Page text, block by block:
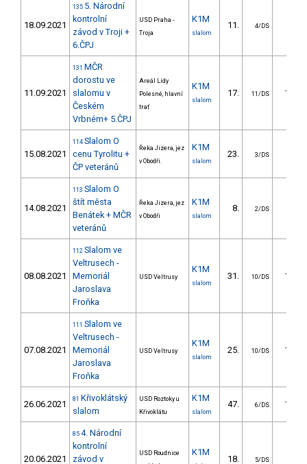
18.09.2021
135 5. Národní
kontrolní
závod v Troji +
6.ČPJ
USD Praha -
Troja
K1M
slalom
11. 4/DS
11.09.2021
131 MČR
dorostu ve
slalomu v
Českém
Vrbném+ 5.ČPJ
Areál Lídy
Polesné, hlavní
trať
K1M
slalom
17. 11/DS 11.37
15.08.2021
114 Slalom O
cenu Tyrolitu +
ČP veteránů
Řeka Jizera, jez
v Obodři.
K1M
slalom
23. 3/DS
14.08.2021
113 Slalom O
štít města
Benátek + MČR
veteránů
Řeka Jizera, jez
v Obodři
K1M
slalom
8. 2/DS
08.08.2021
112 Slalom ve
Veltrusech -
Memoriál
Jaroslava
Froňka
USD Veltrusy
K1M
slalom
31. 10/DS 13.45
07.08.2021
111 Slalom ve
Veltrusech -
Memoriál
Jaroslava
Froňka
USD Veltrusy
K1M
slalom
25. 10/DS 12.43
26.06.2021 81 Křivoklátský
slalom
USD Roztoky u
Křivoklátu
K1M
slalom
47. 6/DS 18.12
20.06.2021
85 4. Národní
kontrolní
závod v
USD Roudnice
K1M
18. 5/DS